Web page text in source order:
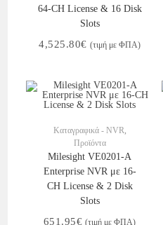
64-CH License & 16 Disk
Slots
4,525.80€ (τιμή με ΦΠΑ)
Καταγραφικά - NVR,
Προϊόντα
Milesight VE0201-A
Enterprise NVR με 16-
CH License & 2 Disk
Slots
651.95€ (τιμή με ΦΠΑ)